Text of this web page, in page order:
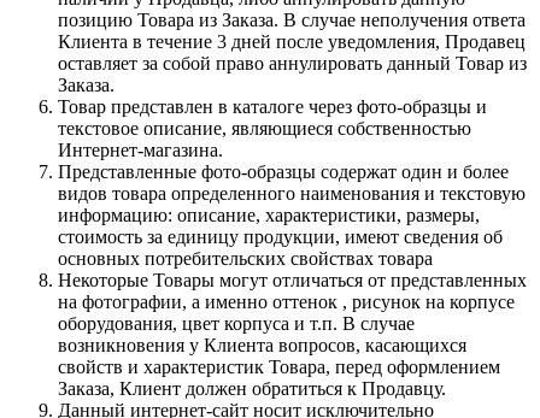
позицию Товара из Заказа. В случае неполучения ответа
Клиента в течение 3 дней после уведомления, Продавец
оставляет за собой право аннулировать данный Товар из
Заказа.
Товар представлен в каталоге через фото-образцы и
текстовое описание, являющиеся собственностью
Интернет-магазина.
Представленные фото-образцы содержат один и более
видов товара определенного наименования и текстовую
информацию: описание, характеристики, размеры,
стоимость за единицу продукции, имеют сведения об
основных потребительских свойствах товара
Некоторые Товары могут отличаться от представленных
на фотографии, а именно оттенок , рисунок на корпусе
оборудования, цвет корпуса и т.п. В случае
возникновения у Клиента вопросов, касающихся
свойств и характеристик Товара, перед оформлением
Заказа, Клиент должен обратиться к Продавцу.
Данный интернет-сайт носит исключительно